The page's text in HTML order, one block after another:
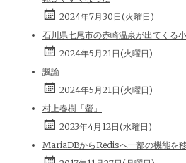
2024年7月30日(火曜日)
石川県七尾市の赤崎温泉が出てくる
2024年5月21日(火曜日)
諷諭
2024年5月21日(火曜日)
村上春樹「螢」
2023年4月12日(水曜日)
MariaDBからRedisへ一部の機能を